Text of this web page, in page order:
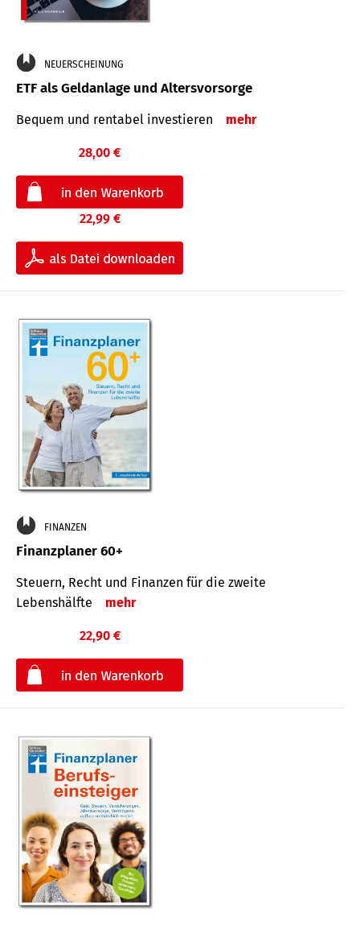
NEUERSCHEINUNG
ETF als Geldanlage und Altersvorsorge
Bequem und rentabel investieren mehr
28,00 €
22,99 €
FINANZEN
Finanzplaner 60+
Steuern, Recht und Finanzen für die zweite
Lebenshälfte
mehr
22,90 €